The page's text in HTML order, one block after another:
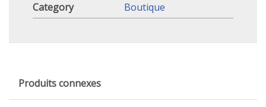
Category
Boutique
Produits connexes